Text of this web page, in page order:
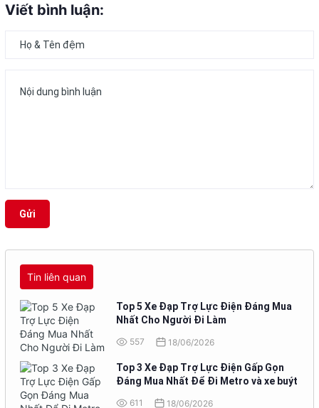
Viết bình luận:
Gửi
Tin liên quan
Top 5 Xe Đạp Trợ Lực Điện Đáng Mua
Nhất Cho Người Đi Làm
557 18/06/2026
Top 3 Xe Đạp Trợ Lực Điện Gấp Gọn
Đáng Mua Nhất Để Đi Metro và xe buýt
611 18/06/2026